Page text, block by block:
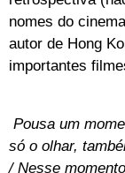
nomes do
autor de Hong
importantes
Pousa um
só o olhar,
/ Nesse